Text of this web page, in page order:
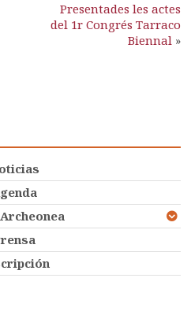
Presentades les actes
del 1r Congrés Tarraco
Biennal»